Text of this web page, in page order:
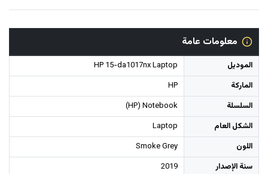
معلومات عامة
الموديل
HP 15-da1017nx Laptop
الماركة
HP
السلسلة
(HP) Notebook
الشكل العام
Laptop
اللون
Smoke Grey
سنة الإصدار
2019